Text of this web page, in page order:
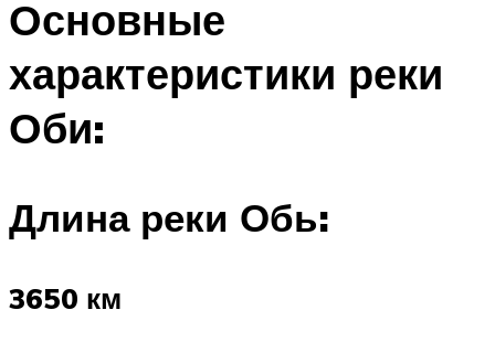
Основные
характеристики реки
Оби:
Длина реки Обь:
3650 км